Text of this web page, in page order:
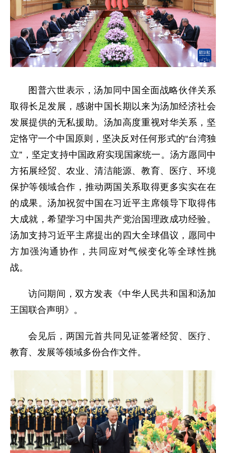
图普六世表示，汤加同中国全面战略伙伴关系
取得长足发展，感谢中国长期以来为汤加经济社会
发展提供的无私援助。汤加高度重视对华关系，坚
定恪守一个中国原则，坚决反对任何形式的“台湾独
立”，坚定支持中国政府实现国家统一。汤方愿同中
方拓展经贸、农业、清洁能源、教育、医疗、环境
保护等领域合作，推动两国关系取得更多实实在在
的成果。汤加祝贺中国在习近平主席领导下取得伟
大成就，希望学习中国共产党治国理政成功经验。
汤加支持习近平主席提出的四大全球倡议，愿同中
方加强沟通协作，共同应对气候变化等全球性挑
战。
访问期间，双方发表《中华人民共和国和汤加
王国联合声明》。
会见后，两国元首共同见证签署经贸、医疗、
教育、发展等领域多份合作文件。